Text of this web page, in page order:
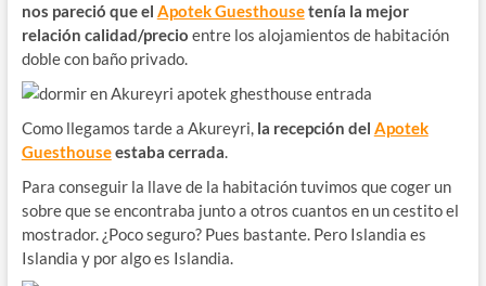
nos pareció que el Apotek Guesthousetenía la mejor
relación calidad/precio entre los alojamientos de habitación
doble con baño privado.
Como llegamos tarde a Akureyri, la recepción del Apotek
Guesthouseestaba cerrada.
Para conseguir la llave de la habitación tuvimos que coger un
sobre que se encontraba junto a otros cuantos en un cestito el
mostrador. ¿Poco seguro? Pues bastante. Pero Islandia es
Islandia y por algo es Islandia.